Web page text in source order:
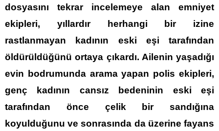
dosyasını tekrar incelemeye alan emniyet
ekipleri, yıllardır herhangi bir izine
rastlanmayan kadının eski eşi tarafından
öldürüldüğünü ortaya çıkardı. Ailenin yaşadığı
evin bodrumunda arama yapan polis ekipleri,
genç kadının cansız bedeninin eski eşi
tarafından önce çelik bir sandığına
koyulduğunu ve sonrasında da üzerine fayans